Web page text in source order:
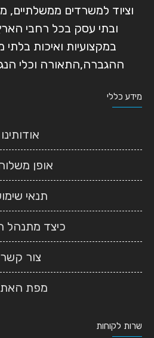
וציוד למשרדים ממשלתיים,
ובתי עסק בכל רחבי
במקצועיות ואיכות
ההגברה,התאורה וכלי
מידע כללי
אודותינו
אופן
תנאי
כיצד מתנהל
צור קשר
מפת
שרות לקוחות